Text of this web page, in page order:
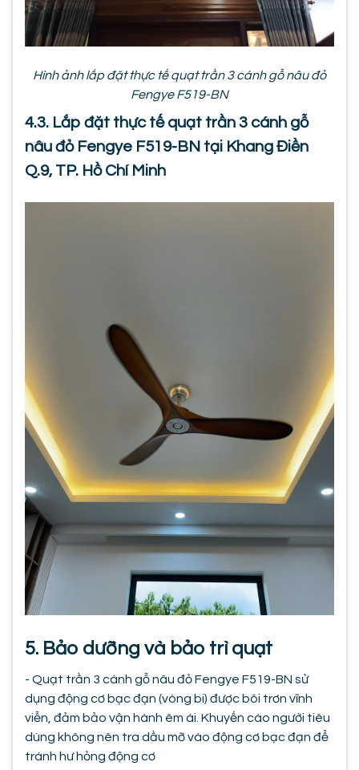
Hình ảnh lắp đặt thực tế quạt trần 3 cánh gỗ nâu đỏ
Fengye F519-BN
4.3. Lắp đặt thực tế quạt trần 3 cánh gỗ
nâu đỏ Fengye F519-BN tại Khang Điền
Q.9, TP. Hồ Chí Minh
5. Bảo dưỡng và bảo trì quạt
- Quạt trần 3 cánh gỗ nâu đỏ Fengye F519-BN sử
dụng động cơ bạc đạn (vòng bi) được bôi trơn vĩnh
viễn, đảm bảo vận hành êm ái. Khuyến cáo người tiêu
dùng không nên tra dầu mỡ vào động cơ bạc đạn để
tránh hư hỏng động cơ